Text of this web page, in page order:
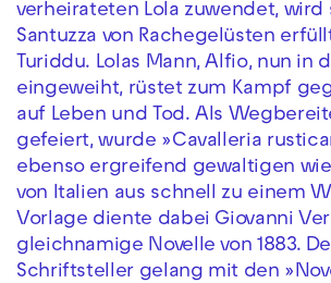
verheirateten Lola zuwendet, wird
Santuzza von Rachegelüsten
Turiddu. Lolas Mann, Alfio, nun in
eingeweiht, rüstet zum Kampf
auf Leben und Tod. Als
gefeiert, wurde »Cavalleria
ebenso ergreifend gewaltigen
von Italien aus schnell zu einem
Vorlage diente dabei Giovanni
gleichnamige Novelle von 1883.
Schriftsteller gelang mit den